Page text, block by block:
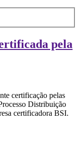
pela
certificação pelas
Distribuição
certificadora BSI.